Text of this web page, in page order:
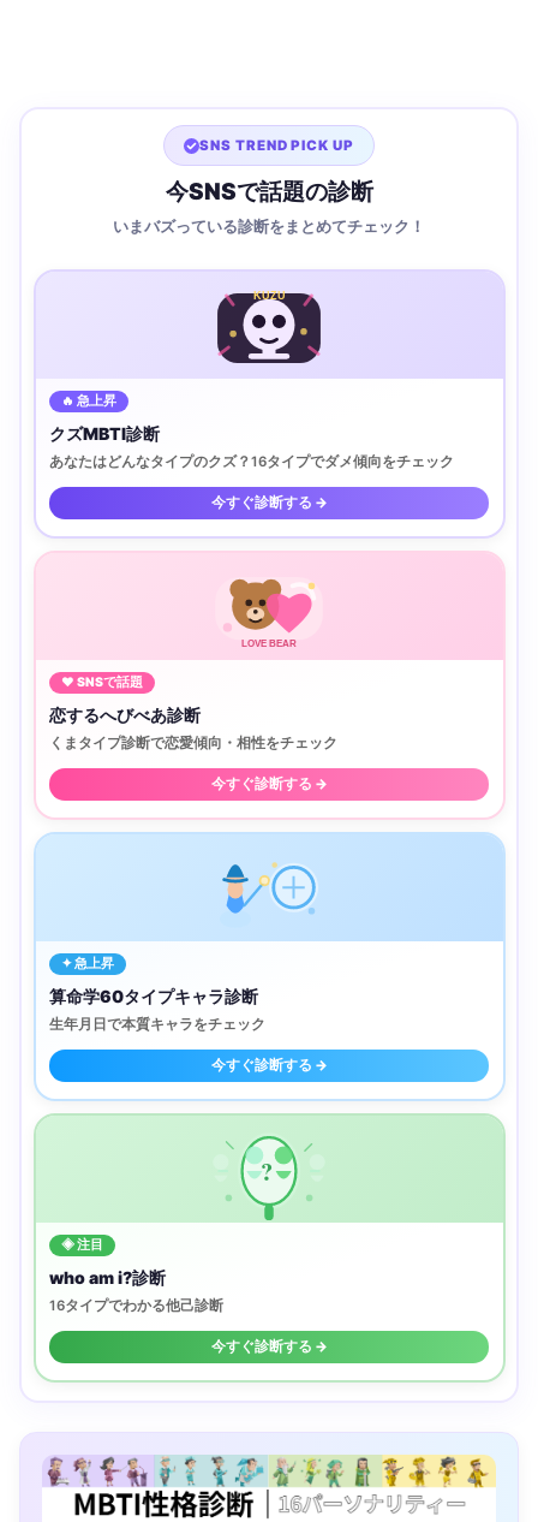
SNS TREND PICK UP
今SNSで話題の診断
いまバズっている診断をまとめてチェック！
KUZU
🔥 急上昇
クズMBTI診断
あなたはどんなタイプのクズ？16タイプでダメ傾向をチェック
今すぐ診断する →
LOVE BEAR
♥ SNSで話題
恋するへびべあ診断
くまタイプ診断で恋愛傾向・相性をチェック
今すぐ診断する →
✦ 急上昇
算命学60タイプキャラ診断
生年月日で本質キャラをチェック
今すぐ診断する →
?
◈ 注目
who am i?診断
16タイプでわかる他己診断
今すぐ診断する →